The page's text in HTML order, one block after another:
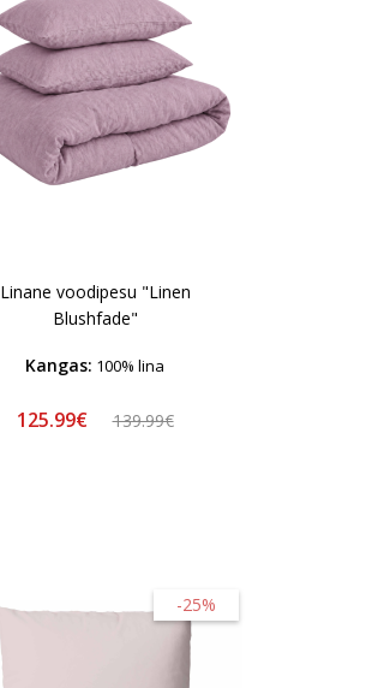
Linane voodipesu "Linen
Blushfade"
Kangas: 100% lina
125.99€ 139.99€
-25%